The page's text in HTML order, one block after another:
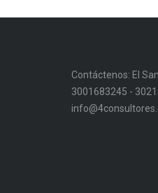
Contáctenos: El
3001683245 -